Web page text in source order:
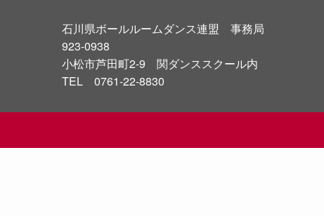
石川県ボールルームダンス連盟 事務局
923-0938
小松市芦田町2-9 関ダンススクール内
TEL 0761-22-8830